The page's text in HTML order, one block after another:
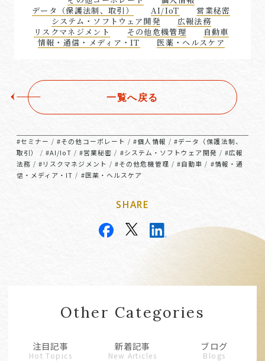
データ（保護法制、取引）
AI/IoT
営業秘密
システム・ソフトウェア開発
広報法務
リスクマネジメント
その他危機管理
自動車
情報・通信・メディア・IT
医薬・ヘルスケア
一覧へ戻る
#セミナー /#その他コーポレート /#個人情報 / #データ（保護法制、
取引）
/#AI/IoT / #営業秘密 / #システム・ソフトウェア開発 / #広報
法務 / #リスクマネジメント /#その他危機管理 / #自動車 / #情報・通
信・メディア・IT / #医薬・ヘルスケア
SHARE
Other Categories
注目記事
Hot Topics
新着記事
New Articles
ブログ
Blogs